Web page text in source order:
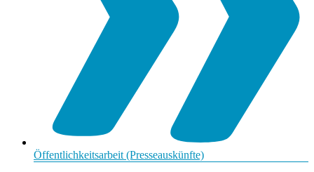
Öffentlichkeitsarbeit (Presseauskünfte)